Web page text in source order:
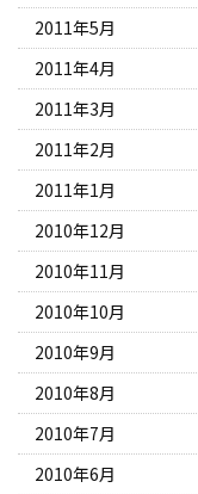
2011年5月
2011年4月
2011年3月
2011年2月
2011年1月
2010年12月
2010年11月
2010年10月
2010年9月
2010年8月
2010年7月
2010年6月